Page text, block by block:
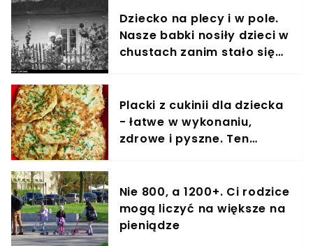
Dziecko na plecy i w pole.
Nasze babki nosiły dzieci w
chustach zanim stało się
Placki z cukinii dla dziecka
- łatwe w wykonaniu,
zdrowe i pyszne. Ten
Nie 800, a 1200+. Ci rodzice
mogą liczyć na większe na
pieniądze